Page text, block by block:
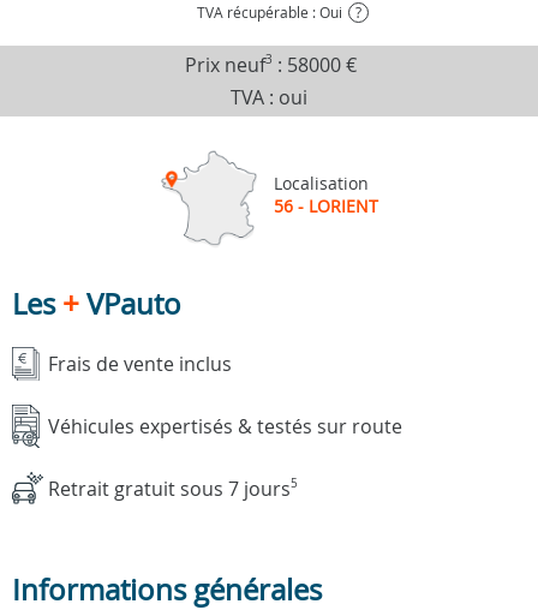
TVA récupérable : Oui ?
Prix neuf3 : 58000 €
TVA : oui
Localisation
56 - LORIENT
Les+VPauto
Frais de vente inclus
Véhicules expertisés & testés sur route
Retrait gratuit sous 7 jours5
Informations générales